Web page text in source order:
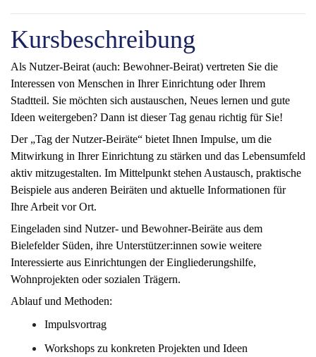
Kursbeschreibung
Als Nutzer-Beirat (auch: Bewohner-Beirat) vertreten Sie die
Interessen von Menschen in Ihrer Einrichtung oder Ihrem
Stadtteil. Sie möchten sich austauschen, Neues lernen und gute
Ideen weitergeben? Dann ist dieser Tag genau richtig für Sie!
Der „Tag der Nutzer-Beiräte“ bietet Ihnen Impulse, um die
Mitwirkung in Ihrer Einrichtung zu stärken und das Lebensumfeld
aktiv mitzugestalten. Im Mittelpunkt stehen Austausch, praktische
Beispiele aus anderen Beiräten und aktuelle Informationen für
Ihre Arbeit vor Ort.
Eingeladen sind Nutzer- und Bewohner-Beiräte aus dem
Bielefelder Süden, ihre Unterstützer:innen sowie weitere
Interessierte aus Einrichtungen der Eingliederungshilfe,
Wohnprojekten oder sozialen Trägern.
Ablauf und Methoden:
Impulsvortrag
Workshops zu konkreten Projekten und Ideen